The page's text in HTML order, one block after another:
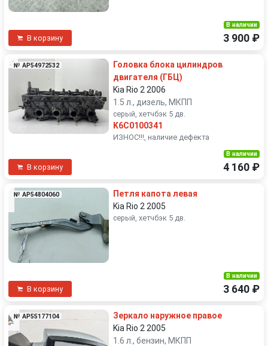
В корзину
В наличии
3 900 ₽
№ AP54972532
Головка блока цилиндров
двигателя (ГБЦ)
Kia Rio 2 2006
1.5 л., дизель, МКПП
серый, хетчбэк 5 дв.
K6C0100341
ИЗНОС!!!, наличие дефекта
В корзину
В наличии
4 160 ₽
№ AP54804060
Петля капота левая
Kia Rio 2 2005
серый, хетчбэк 5 дв.
В корзину
В наличии
3 640 ₽
№ AP55177104
Зеркало наружное правое
Kia Rio 2 2005
1.6 л., бензин, МКПП